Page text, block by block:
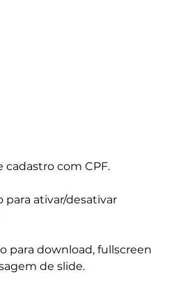
cadastro com CPF.
para ativar/desativar
para download, fullscreen
de slide.